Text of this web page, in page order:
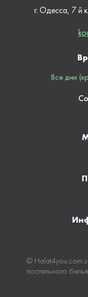
г. Одесса, 7 й
Все дни
©
постельного